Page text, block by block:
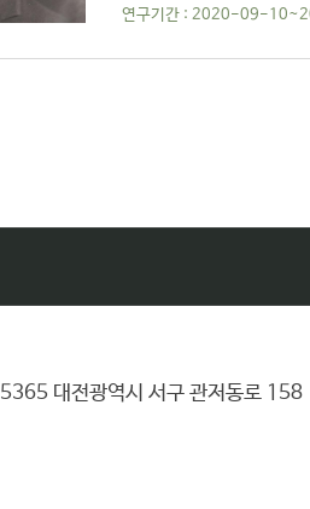
(1858~1..
연구기간 : 2020-09-
35365 대전광역시 서구 관저동로 158